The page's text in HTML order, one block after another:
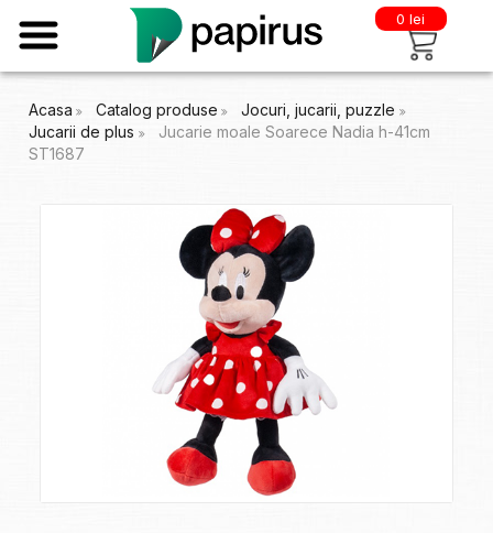
0 lei
Acasa Catalog produse
Jocuri, jucarii, puzzle
Jucarii de plus
Jucarie moale Soarece Nadia h-41cm
ST1687